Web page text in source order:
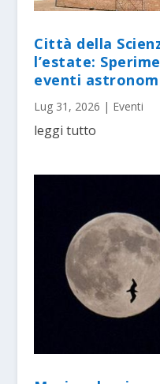
Città della
l’estate:
eventi
Lug 31, 2026 | Eventi
leggi tutto